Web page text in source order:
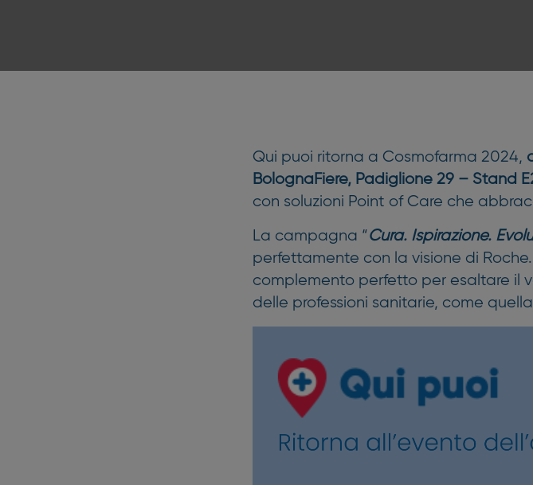
Qui puoi ritorna a Cosmofarma 2024,
BolognaFiere, Padiglione 29 – Stand
con soluzioni Point of Care che
La campagna “Cura. Ispirazione.
perfettamente con la visione di
complemento perfetto per esaltare il
delle professioni sanitarie, come